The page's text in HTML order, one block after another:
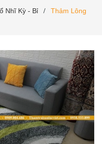
Nhĩ Kỳ - Bỉ /
Thảm Lông